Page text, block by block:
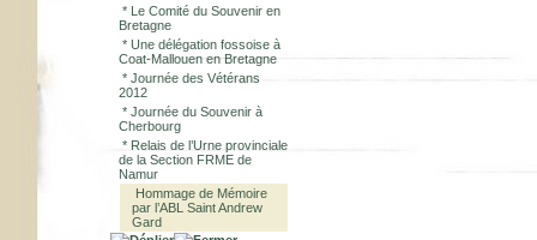
* Le Comité du Souvenir en
Bretagne
* Une délégation fossoise à
Coat-Mallouen en Bretagne
* Journée des Vétérans
2012
* Journée du Souvenir à
Cherbourg
* Relais de l’Urne provinciale
de la Section FRME de
Namur
Hommage de Mémoire
par l’ABL Saint Andrew
Gard